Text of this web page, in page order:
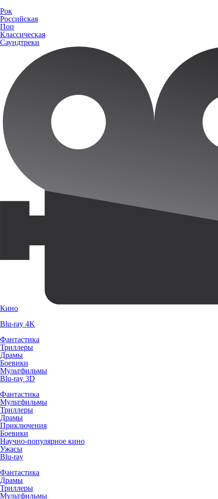
Рок
Российская
Поп
Классическая
Саундтреки
Кино
Blu-ray 4K
Фантастика
Триллеры
Драмы
Боевики
Мультфильмы
Blu-ray 3D
Фантастика
Мультфильмы
Триллеры
Драмы
Приключения
Боевики
Научно-популярное кино
Ужасы
Blu-ray
Фантастика
Драмы
Триллеры
Мультфильмы